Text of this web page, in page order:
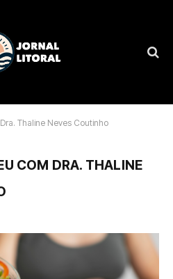
Thaline Neves Coutinho
COM DRA. THALINE